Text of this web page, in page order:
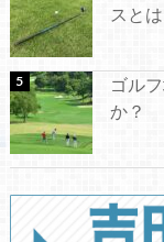
スとは
ゴル
か？